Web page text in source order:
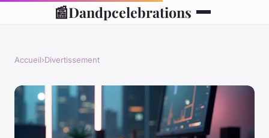
📰Dandpcelebrations
Accueil›Divertissement